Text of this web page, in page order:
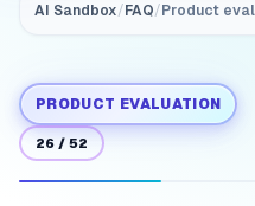
AI Sandbox/FAQ/Product
PRODUCT EVALUATION
26 / 52